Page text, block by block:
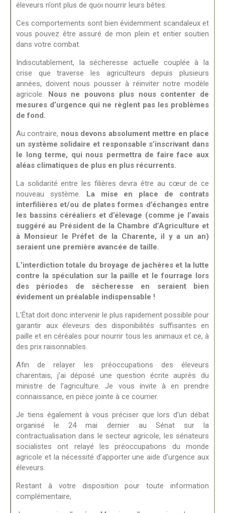
éleveurs n’ont plus de quoi nourrir leurs bêtes.
Ces comportements sont bien évidemment scandaleux et
vous pouvez être assuré de mon plein et entier soutien
dans votre combat.
Indiscutablement, la sécheresse actuelle couplée à la
crise que traverse les agriculteurs depuis plusieurs
années, doivent nous pousser à réinviter notre modèle
agricole. Nous ne pouvons plus nous contenter de
mesures d’urgence qui ne règlent pas les problèmes
de fond.
Au contraire, nous devons absolument mettre en place
un système solidaire et responsable s’inscrivant dans
le long terme, qui nous permettra de faire face aux
aléas climatiques de plus en plus récurrents.
La solidarité entre les filières devra être au cœur de ce
nouveau système. La mise en place de contrats
interfilières et/ou de plates formes d’échanges entre
les bassins céréaliers et d’élevage (comme je l’avais
suggéré au Président de la Chambre d’Agriculture et
à Monsieur le Préfet de la Charente, il y a un an)
seraient une première avancée de taille.
L’interdiction totale du broyage de jachères et la lutte
contre la spéculation sur la paille et le fourrage lors
des périodes de sécheresse en seraient bien
évidement un préalable indispensable !
L’État doit donc intervenir le plus rapidement possible pour
garantir aux éleveurs des disponibilités suffisantes en
paille et en céréales pour nourrir tous les animaux et ce, à
des prix raisonnables.
Afin de relayer les préoccupations des éleveurs
charentais, j’ai déposé une question écrite auprès du
ministre de l’agriculture. Je vous invite à en prendre
connaissance, en pièce jointe à ce courrier.
Je tiens également à vous préciser que lors d’un débat
organisé le 24 mai dernier au Sénat sur la
contractualisation dans le secteur agricole, les sénateurs
socialistes ont relayé les préoccupations du monde
agricole et la nécessité d’apporter une aide d’urgence aux
éleveurs.
Restant à votre disposition pour toute information
complémentaire,